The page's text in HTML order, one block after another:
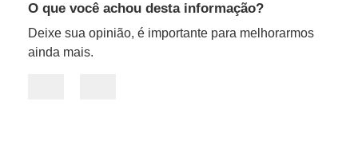
O que você achou desta informação?
Deixe sua opinião, é importante para melhorarmos
ainda mais.